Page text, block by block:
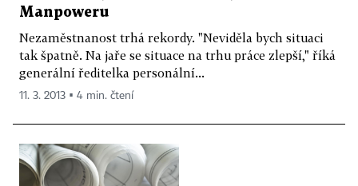
Manpoweru
Nezaměstnanost trhá rekordy. "Neviděla bych situaci
tak špatně. Na jaře se situace na trhu práce zlepší," říká
generální ředitelka personální...
11. 3. 2013 ▪ 4 min. čtení